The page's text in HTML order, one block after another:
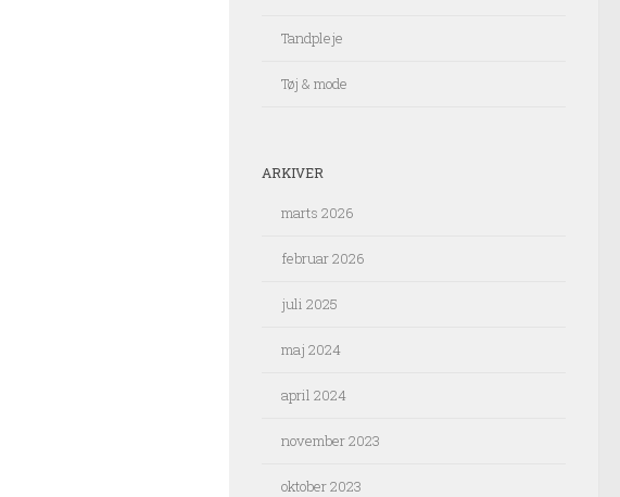
Tandpleje
Tøj & mode
ARKIVER
marts 2026
februar 2026
juli 2025
maj 2024
april 2024
november 2023
oktober 2023